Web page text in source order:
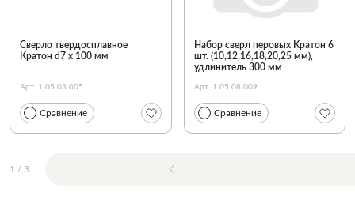
Сверло твердосплавное
Кратон d7 х 100 мм
Арт. 1 05 03 005
Сравнение
Набор сверл перовых Кратон 6
шт. (10,12,16,18,20,25 мм),
удлинитель 300 мм
Арт. 1 05 08 009
Сравнение
1 / 3